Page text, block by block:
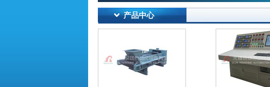
产品中心